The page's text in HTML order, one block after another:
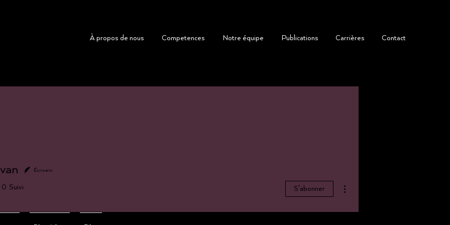
À propos de nous Competences Notre équipe Publications Carrières Contact
Écrivain
0 Suivi S'abonner